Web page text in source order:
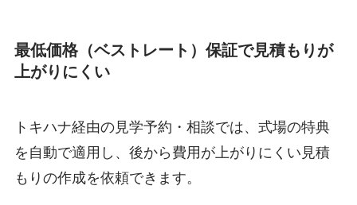
最低価格（ベストレート）保証で見積もりが
上がりにくい
トキハナ経由の見学予約・相談では、式場の特典
を自動で適用し、後から費用が上がりにくい見積
もりの作成を依頼できます。